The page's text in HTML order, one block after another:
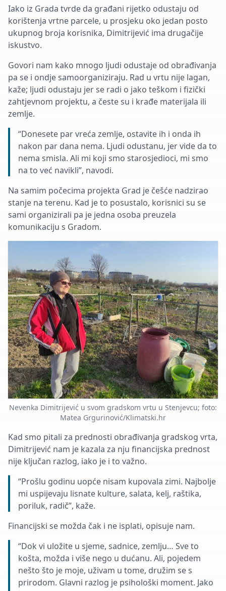
Iako iz Grada tvrde da građani rijetko odustaju od
korištenja vrtne parcele, u prosjeku oko jedan posto
ukupnog broja korisnika, Dimitrijević ima drugačije
iskustvo.
Govori nam kako mnogo ljudi odustaje od obrađivanja
pa se i ondje samoorganiziraju. Rad u vrtu nije lagan,
kaže; ljudi odustaju jer se radi o jako teškom i fizički
zahtjevnom projektu, a česte su i krađe materijala ili
zemlje.
“Donesete par vreća zemlje, ostavite ih i onda ih
nakon par dana nema. Ljudi odustanu, jer vide da to
nema smisla. Ali mi koji smo starosjedioci, mi smo
na to već navikli”, navodi.
Na samim počecima projekta Grad je češće nadzirao
stanje na terenu. Kad je to posustalo, korisnici su se
sami organizirali pa je jedna osoba preuzela
komunikaciju s Gradom.
Nevenka Dimitrijević u svom gradskom vrtu u Stenjevcu; foto:
Matea Grgurinović/Klimatski.hr
Kad smo pitali za prednosti obrađivanja gradskog vrta,
Dimitrijević nam je kazala za nju financijska prednost
nije ključan razlog, iako je i to važno.
“Prošlu godinu uopće nisam kupovala zimi. Najbolje
mi uspijevaju lisnate kulture, salata, kelj, raštika,
poriluk, radič”, kaže.
Financijski se možda čak i ne isplati, opisuje nam.
“Dok vi uložite u sjeme, sadnice, zemlju… Sve to
košta, možda i više nego u dućanu. Ali, pojedem
nešto što je moje, uživam u tome, družim se s
prirodom. Glavni razlog je psihološki moment. Jako